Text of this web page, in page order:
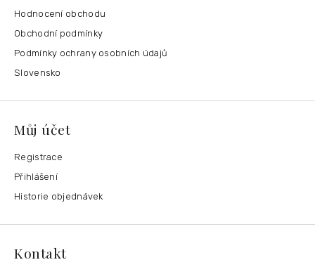
Hodnocení obchodu
Obchodní podmínky
Podmínky ochrany osobních údajů
Slovensko
Můj účet
Registrace
Přihlášení
Historie objednávek
Kontakt